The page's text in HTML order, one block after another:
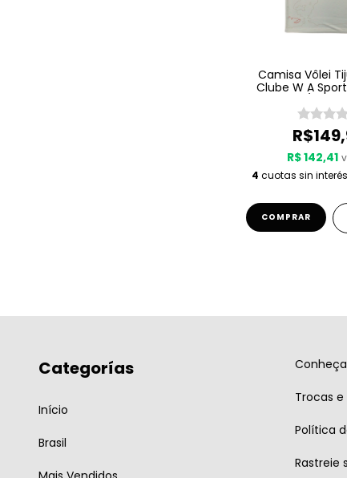
Camisa Vôlei
Clube W A
R$ 142,41
4 cuotas sin
COMPRAR
Categorías
Início
Brasil
Trocas
Política
Rastreie